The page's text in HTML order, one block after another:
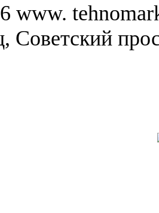
www.
Советский